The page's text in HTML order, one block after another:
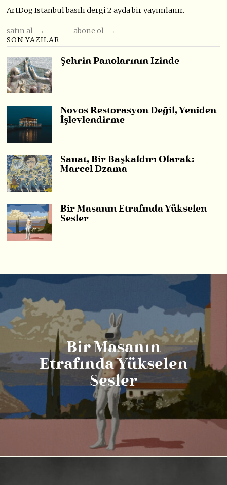
ArtDog Istanbul basılı dergi 2 ayda bir yayımlanır.
satın al →
abone ol →
SON YAZILAR
Şehrin Panolarının İzinde
Novos Restorasyon Değil, Yeniden
İşlevlendirme
Sanat, Bir Başkaldırı Olarak:
Marcel Dzama
Bir Masanın Etrafında Yükselen
Sesler
Bir Masanın
Etrafında Yükselen
Sesler